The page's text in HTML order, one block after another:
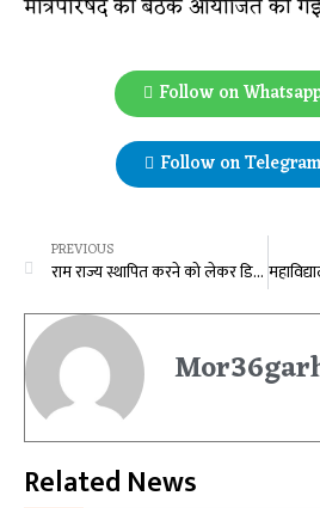
Follow on
Follow on
PREVIOUS
राम राज्य स्थापित करने को लेकर डिप्टी CM विजय शर्मा का बयान, बोले- 500 साल बाद भगवान का आना हुआ है, आने वाले दिनों में सब अच्छा होगा…
Related News